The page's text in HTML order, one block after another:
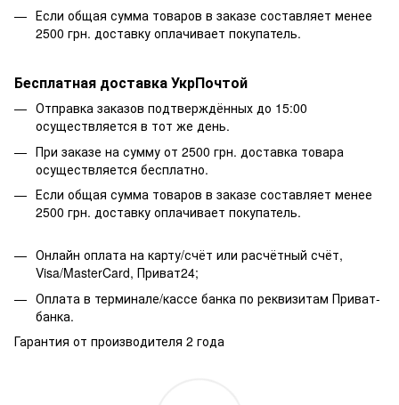
Если общая сумма товаров в заказе составляет менее
2500 грн. доставку оплачивает покупатель.
Бесплатная доставка УкрПочтой
Отправка заказов подтверждённых до 15:00
осуществляется в тот же день.
При заказе на сумму от 2500 грн. доставка товара
осуществляется бесплатно.
Если общая сумма товаров в заказе составляет менее
2500 грн. доставку оплачивает покупатель.
Онлайн оплата на карту/счёт или расчётный счёт,
Visa/MasterCard, Приват24;
Оплата в терминале/кассе банка по реквизитам Приват-
банка.
Гарантия от производителя 2 года